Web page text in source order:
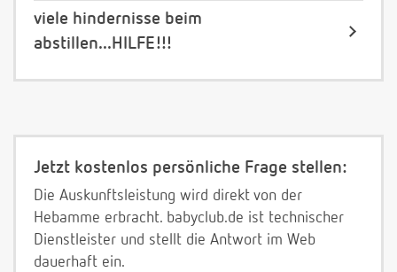
viele hindernisse beim
abstillen...HILFE!!!
Jetzt kostenlos persönliche Frage stellen:
Die Auskunftsleistung wird direkt von der
Hebamme erbracht. babyclub.de ist technischer
Dienstleister und stellt die Antwort im Web
dauerhaft ein.